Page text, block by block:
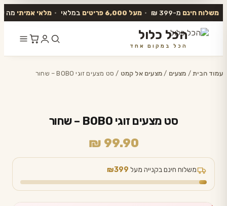
משלוח חינם מ-399 ₪ • מעל 6,000 פריטים במלאי • מלאי אמיתי מה
הכל כלול
הכל במקום אחד
לתוכן
עמוד הבית/ מצעים /מצעים אל קמט / סט מצעים זוגי BOBO – שחור
סט מצעים זוגי BOBO – שחור
₪ 99.90
משלוח חינם בקנייה מעל ₪399